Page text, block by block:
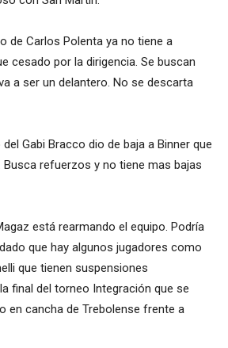
de Carlos Polenta ya no tiene a
cesado por la dirigencia. Se buscan
a ser un delantero. No se descarta
del Gabi Bracco dio de baja a Binner que
Busca refuerzos y no tiene mas bajas
está rearmando el equipo. Podría
que hay algunos jugadores como
que tienen suspensiones
final del torneo Integración que se
en cancha de Trebolense frente a